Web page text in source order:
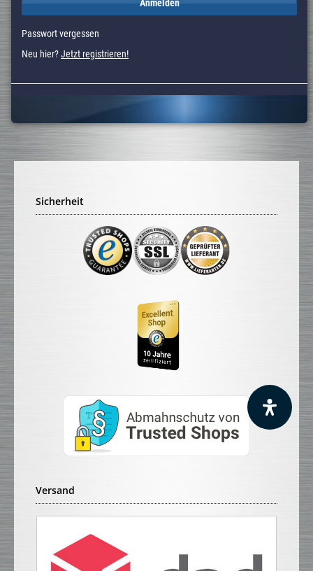
Anmelden
Passwort vergessen
Neu hier?Jetzt registrieren!
Sicherheit
Versand